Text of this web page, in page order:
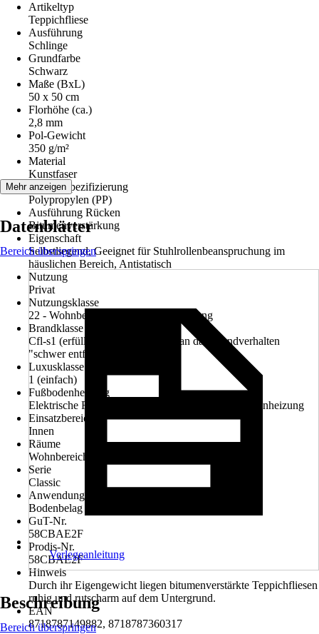
Artikeltyp
Teppichfliese
Ausführung
Schlinge
Grundfarbe
Schwarz
Maße (BxL)
50 x 50 cm
Florhöhe (ca.)
2,8 mm
Pol-Gewicht
350 g/m²
Material
Kunstfaser
Materialspezifizierung
Polypropylen (PP)
Ausführung Rücken
Bitumenverstärkung
Eigenschaft
Selbstliegend, Geeignet für Stuhlrollenbeanspruchung im
häuslichen Bereich, Antistatisch
Nutzung
Privat
Nutzungsklasse
22 - Wohnbereiche mit mittlerer Nutzung
Brandklasse
Cfl-s1 (erfüllt die Anforderungen an das Brandverhalten
"schwer entflammbar")
Luxusklasse LC
1 (einfach)
Fußbodenheizung
Elektrische Fußbodenheizung, Warmwasserfußbodenheizung
Einsatzbereich
Innen
Räume
Wohnbereich, Kinderzimmer
Serie
Classic
Anwendung
Bodenbelag
GuT-Nr.
58CBAE2F
Prodis-Nr.
58CBAE2F
Hinweis
Durch ihr Eigengewicht liegen bitumenverstärkte Teppichfliesen
ruhig und rutscharm auf dem Untergrund.
EAN
8718787149882, 8718787360317
Mehr anzeigen
Datenblätter
Bereich überspringen
Verlegeanleitung
Beschreibung
Bereich überspringen